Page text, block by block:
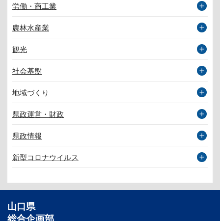
労働・商工業
農林水産業
観光
社会基盤
地域づくり
県政運営・財政
県政情報
新型コロナウイルス
山口県
総合企画部